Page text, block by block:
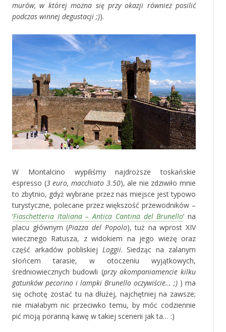
murów, w której można się przy okazji również posilić
podczas winnej degustacji ;)).
W Montalcino wypiliśmy najdroższe toskańskie
espresso (3 euro, macchiato 3.50), ale nie zdziwiło mnie
to zbytnio, gdyż wybrane przez nas miejsce jest typowo
turystyczne, polecane przez większość przewodników –
‘Fiaschetteria Italiana – Antica Cantina del Brunello’ na
placu głównym (Piazza del Popolo), tuż na wprost XIV
wiecznego Ratusza, z widokiem na jego wieżę oraz
część arkadów pobliskiej Loggii. Siedząc na zalanym
słońcem tarasie, w otoczeniu wyjątkowych,
średniowiecznych budowli (przy akompaniamencie kilku
gatunków pecorino i lampki Brunello oczywiście… ;) ) ma
się ochotę zostać tu na dłużej, najchętniej na zawsze;
nie miałabym nic przeciwko temu, by móc codziennie
pić moją poranną kawę w takiej scenerii jak ta… :)